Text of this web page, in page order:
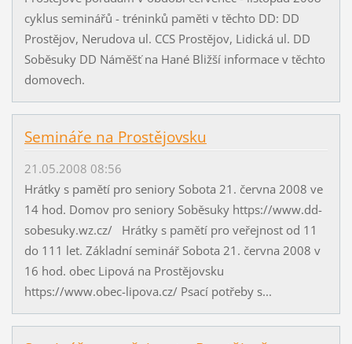
cyklus seminářů - tréninků paměti v těchto DD: DD
Prostějov, Nerudova ul. CCS Prostějov, Lidická ul. DD
Soběsuky DD Náměšť na Hané Bližší informace v těchto
domovech.
Semináře na Prostějovsku
21.05.2008 08:56
Hrátky s pamětí pro seniory Sobota 21. června 2008 ve
14 hod. Domov pro seniory Soběsuky https://www.dd-
sobesuky.wz.cz/ Hrátky s pamětí pro veřejnost od 11
do 111 let. Základní seminář Sobota 21. června 2008 v
16 hod. obec Lipová na Prostějovsku
https://www.obec-lipova.cz/ Psací potřeby s...